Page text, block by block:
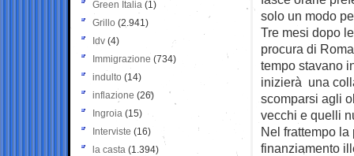
solo un modo
Tre mesi dopo
procura di
tempo stavano
inizierà una
scomparsi agli
vecchi e quelli
Nel frattempo
finanziamento
Green Italia (1)
Grillo (2.941)
Idv (4)
Immigrazione (734)
indulto (14)
inflazione (26)
Ingroia (15)
Interviste (16)
la casta (1.394)